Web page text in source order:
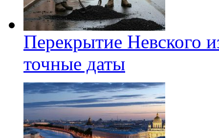
Перекрытие Невского
точные даты